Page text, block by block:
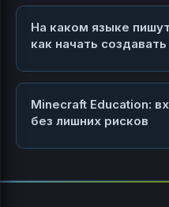
На каком языке
как начать
Minecraft Education:
без лишних рисков